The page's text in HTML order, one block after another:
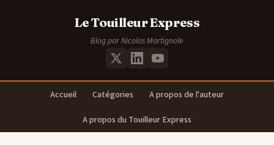
Le Touilleur Express
Blog par Nicolas Martignole
Accueil Catégories
A propos de l'auteur
A propos du Touilleur Express